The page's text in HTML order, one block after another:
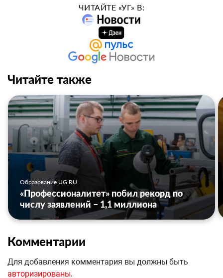
ЧИТАЙТЕ «УГ» В:
Читайте также
Образование UG.RU
«Профессионалитет» побил рекорд по
числу заявлений – 1,1 миллиона
Комментарии
Для добавления комментария вы должны быть
авторизированы.